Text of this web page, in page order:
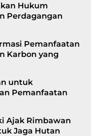
Hukum
Perdagangan
Pemanfaatan
Karbon yang
untuk
Pemanfaatan
Ajak Rimbawan
Jaga Hutan